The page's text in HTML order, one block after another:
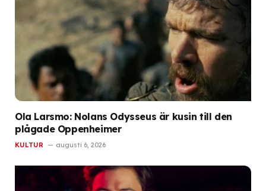
Ola Larsmo: Nolans Odysseus är kusin till den
plågade Oppenheimer
KULTUR augusti 6, 2026